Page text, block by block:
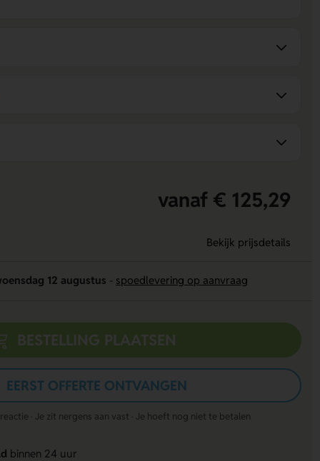
vanaf € 125,29
Bekijk prijsdetails
12 augustus spoedlevering op aanvraag
BESTELLING PLAATSEN
EERST OFFERTE ONTVANGEN
· Je zit nergens aan vast · Je hoeft nog niet te betalen
binnen 24 uur